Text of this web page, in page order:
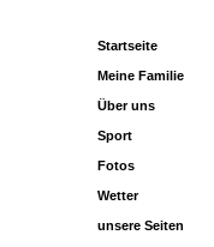
Startseite
Meine Familie
Über uns
Sport
Fotos
Wetter
unsere Seiten